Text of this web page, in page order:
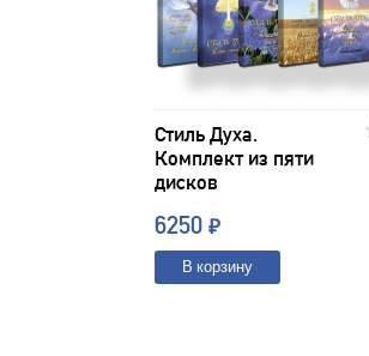
Стиль Духа.
Комплект из пяти
дисков
6250 ₽
В корзину